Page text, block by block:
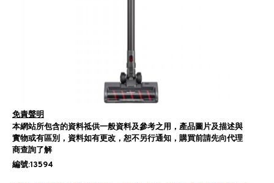
免責聲明
本網站所包含的資料祗供一般資料及參考之用，產品圖片及描述與
實物或有區別，資料如有更改，恕不另行通知，購買前請先向代理
商查詢了解
編號:13594